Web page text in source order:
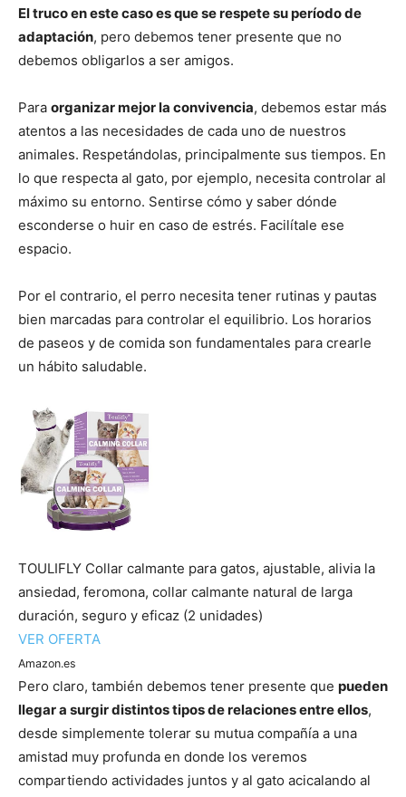
El truco en este caso es que se respete su período de
adaptación, pero debemos tener presente que no
debemos obligarlos a ser amigos.
Para organizar mejor la convivencia, debemos estar más
atentos a las necesidades de cada uno de nuestros
animales. Respetándolas, principalmente sus tiempos. En
lo que respecta al gato, por ejemplo, necesita controlar al
máximo su entorno. Sentirse cómo y saber dónde
esconderse o huir en caso de estrés. Facilítale ese
espacio.
Por el contrario, el perro necesita tener rutinas y pautas
bien marcadas para controlar el equilibrio. Los horarios
de paseos y de comida son fundamentales para crearle
un hábito saludable.
TOULIFLY Collar calmante para gatos, ajustable, alivia la
ansiedad, feromona, collar calmante natural de larga
duración, seguro y eficaz (2 unidades)
VER OFERTA
Amazon.es
Pero claro, también debemos tener presente que pueden
llegar a surgir distintos tipos de relaciones entre ellos,
desde simplemente tolerar su mutua compañía a una
amistad muy profunda en donde los veremos
compartiendo actividades juntos y al gato acicalando al